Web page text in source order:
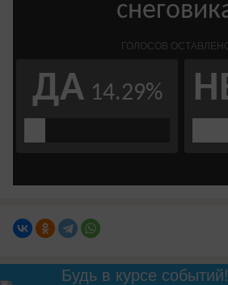
Будь в курсе событий!